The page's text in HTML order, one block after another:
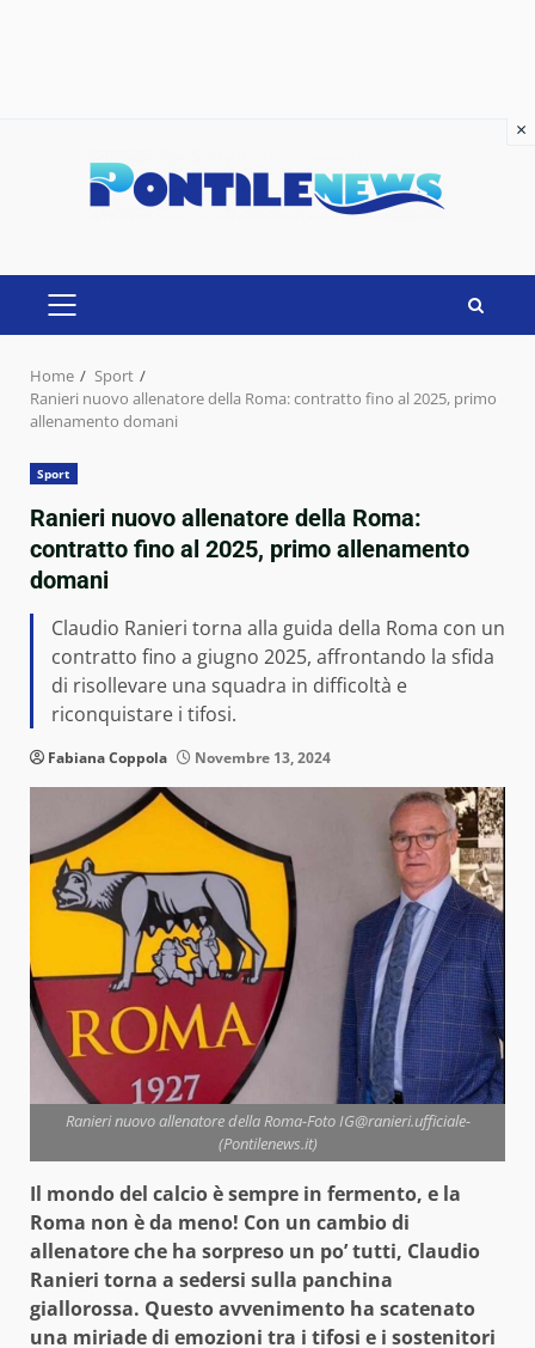
×
PRIMARY
Home
Sport
Ranieri nuovo allenatore della Roma: contratto fino al 2025, primo
allenamento domani
Sport
Ranieri nuovo allenatore della Roma:
contratto fino al 2025, primo allenamento
domani
Claudio Ranieri torna alla guida della Roma con un
contratto fino a giugno 2025, affrontando la sfida
di risollevare una squadra in difficoltà e
riconquistare i tifosi.
Fabiana Coppola Novembre 13, 2024
Ranieri nuovo allenatore della Roma-Foto IG@ranieri.ufficiale-
(Pontilenews.it)
Il mondo del calcio è sempre in fermento, e la
Roma non è da meno! Con un cambio di
allenatore che ha sorpreso un po’ tutti, Claudio
Ranieri torna a sedersi sulla panchina
giallorossa. Questo avvenimento ha scatenato
una miriade di emozioni tra i tifosi e i sostenitori
×